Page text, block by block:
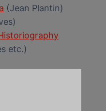
(Jean Plantin)
etc.)